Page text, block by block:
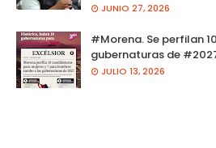
JUNIO 27, 2026
#Morena. Se perfilan
gubernaturas de
JULIO 13, 2026